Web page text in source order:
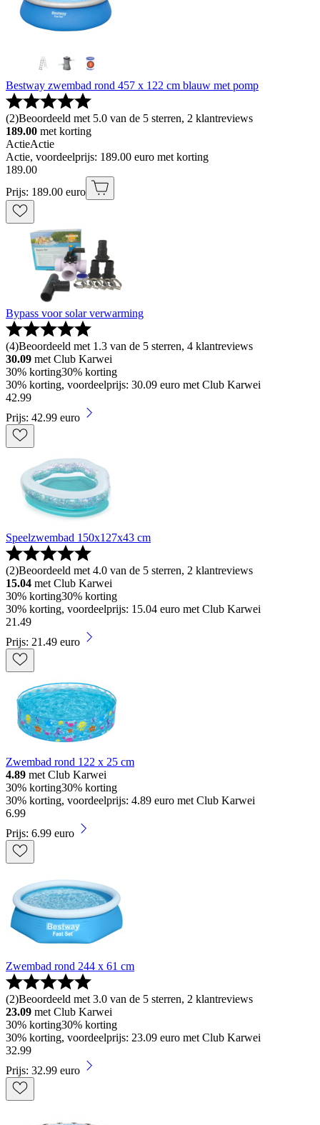
Bestway zwembad rond 457 x 122 cm blauw met pomp
(2)Beoordeeld met 5.0 van de 5 sterren, 2 klantreviews
189.00 met korting
ActieActie
Actie, voordeelprijs: 189.00 euro met korting
189.00
Prijs: 189.00 euro
Bypass voor solar verwarming
(4)Beoordeeld met 1.3 van de 5 sterren, 4 klantreviews
30.09 met Club Karwei
30% korting30% korting
30% korting, voordeelprijs: 30.09 euro met Club Karwei
42.99
Prijs: 42.99 euro
Speelzwembad 150x127x43 cm
(2)Beoordeeld met 4.0 van de 5 sterren, 2 klantreviews
15.04 met Club Karwei
30% korting30% korting
30% korting, voordeelprijs: 15.04 euro met Club Karwei
21 .49
Prijs: 21.49 euro
Zwembad rond 122 x 25 cm
4.89 met Club Karwei
30% korting30% korting
30% korting, voordeelprijs: 4.89 euro met Club Karwei
6.99
Prijs: 6.99 euro
Zwembad rond 244 x 61 cm
(2)Beoordeeld met 3.0 van de 5 sterren, 2 klantreviews
23.09 met Club Karwei
30% korting30% korting
30% korting, voordeelprijs: 23.09 euro met Club Karwei
32.99
Prijs: 32.99 euro